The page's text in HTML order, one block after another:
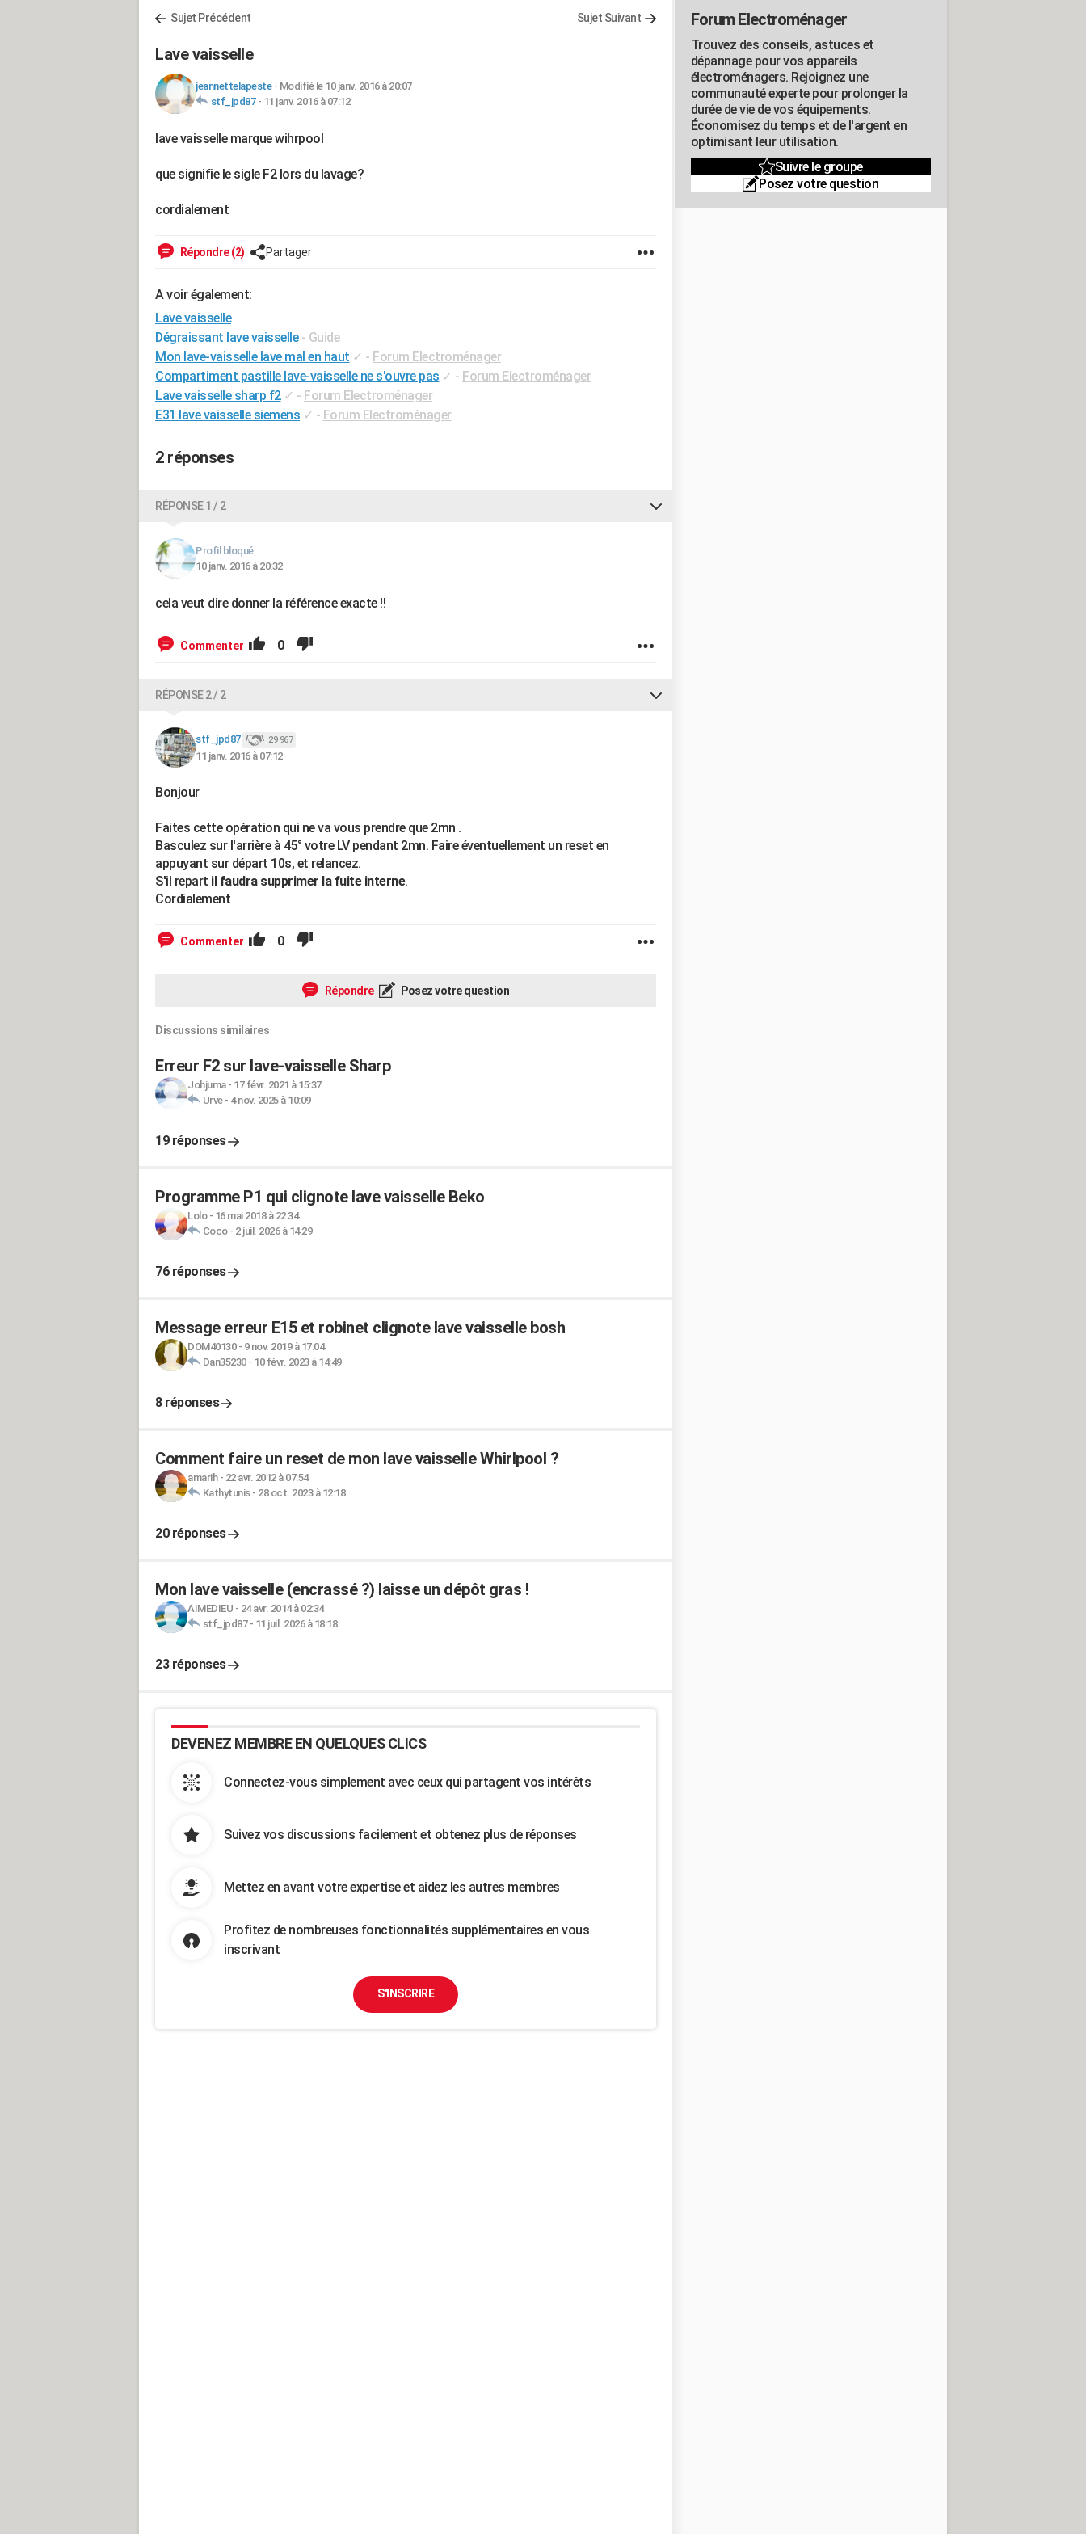
Sujet Précédent Sujet Suivant
Lave vaisselle
jeannettelapeste- Modifié le 10 janv. 2016 à 20:07
stf_jpd87- 11 janv. 2016 à 07:12
lave vaisselle marque wihrpool
que signifie le sigle F2 lors du lavage?
cordialement
Répondre (2) Partager
A voir également:
Lave vaisselle
Dégraissant lave vaisselle - Guide
Mon lave-vaisselle lave mal en haut ✓ - Forum Electroménager
Compartiment pastille lave-vaisselle ne s'ouvre pas ✓ - Forum Electroménager
Lave vaisselle sharp f2 ✓ - Forum Electroménager
E31 lave vaisselle siemens ✓ - Forum Electroménager
2 réponses
RÉPONSE 1 / 2
Profil bloqué
10 janv. 2016 à 20:32
cela veut dire donner la référence exacte !!
Commenter 0
RÉPONSE 2 / 2
stf_jpd87 29 967
11 janv. 2016 à 07:12
Bonjour
Faites cette opération qui ne va vous prendre que 2mn .
Basculez sur l'arrière à 45° votre LV pendant 2mn. Faire éventuellement un reset en
appuyant sur départ 10s, et relancez.
S'il repart il faudra supprimer la fuite interne.
Cordialement
Commenter 0
Répondre Posez votre question
Discussions similaires
Erreur F2 sur lave-vaisselle Sharp
Johjuma- 17 févr. 2021 à 15:37
Urve- 4 nov. 2025 à 10:09
19 réponses
Programme P1 qui clignote lave vaisselle Beko
Lolo- 16 mai 2018 à 22:34
Coco- 2 juil. 2026 à 14:29
76 réponses
Message erreur E15 et robinet clignote lave vaisselle bosh
DOM40130- 9 nov. 2019 à 17:04
Dan35230- 10 févr. 2023 à 14:49
8 réponses
Comment faire un reset de mon lave vaisselle Whirlpool ?
amarih- 22 avr. 2012 à 07:54
Kathytunis- 28 oct. 2023 à 12:18
20 réponses
Mon lave vaisselle (encrassé ?) laisse un dépôt gras !
AIMEDIEU - 24 avr. 2014 à 02:34
stf_jpd87- 11 juil. 2026 à 18:18
23 réponses
DEVENEZ MEMBRE EN QUELQUES CLICS
Connectez-vous simplement avec ceux qui partagent vos intérêts
Suivez vos discussions facilement et obtenez plus de réponses
Mettez en avant votre expertise et aidez les autres membres
Profitez de nombreuses fonctionnalités supplémentaires en vous
inscrivant
S'INSCRIRE
Forum Electroménager
Trouvez des conseils, astuces et
dépannage pour vos appareils
électroménagers. Rejoignez une
communauté experte pour prolonger la
durée de vie de vos équipements.
Économisez du temps et de l'argent en
optimisant leur utilisation.
Suivre le groupe
Posez votre question